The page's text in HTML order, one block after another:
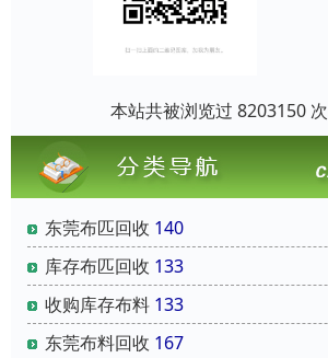
本站共被浏览过 8203150 次
东莞布匹回收 140
库存布匹回收 133
收购库存布料 133
东莞布料回收 167